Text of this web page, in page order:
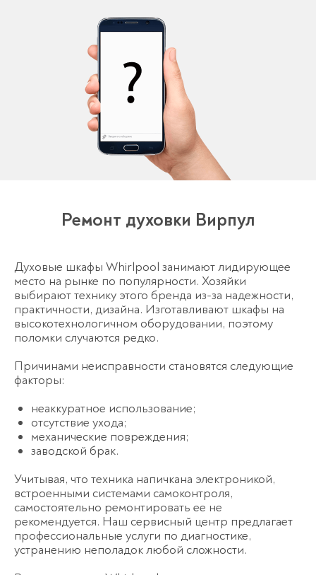
Ремонт духовки Вирпул
Духовые шкафы Whirlpool занимают лидирующее
место на рынке по популярности. Хозяйки
выбирают технику этого бренда из-за надежности,
практичности, дизайна. Изготавливают шкафы на
высокотехнологичном оборудовании, поэтому
поломки случаются редко.
Причинами неисправности становятся следующие
факторы:
неаккуратное использование;
отсутствие ухода;
механические повреждения;
заводской брак.
Учитывая, что техника напичкана электроникой,
встроенными системами самоконтроля,
самостоятельно ремонтировать ее не
рекомендуется. Наш сервисный центр предлагает
профессиональные услуги по диагностике,
устранению неполадок любой сложности.